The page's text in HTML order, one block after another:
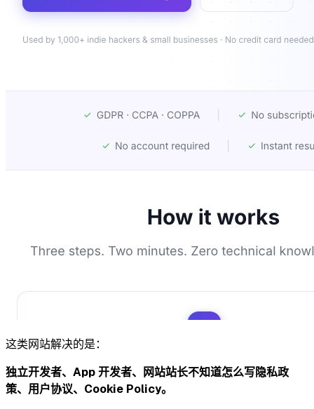
这类网站解决的是：
独立开发者、App 开发者、网站站长不知道怎么写隐私政
策、用户协议、Cookie Policy。